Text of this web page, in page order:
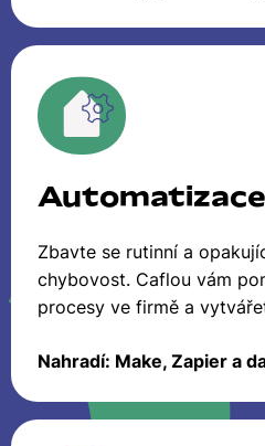
Zbavte se rutinní a
chybovost. Caflou vám
procesy ve firmě a
Nahradí: Make, Zapier a